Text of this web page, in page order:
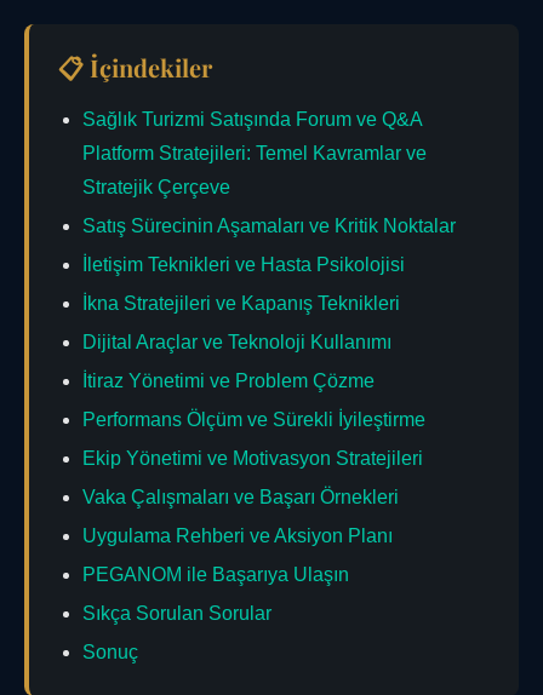
📋 İçindekiler
Sağlık Turizmi Satışında Forum ve Q&A
Platform Stratejileri: Temel Kavramlar ve
Stratejik Çerçeve
Satış Sürecinin Aşamaları ve Kritik Noktalar
İletişim Teknikleri ve Hasta Psikolojisi
İkna Stratejileri ve Kapanış Teknikleri
Dijital Araçlar ve Teknoloji Kullanımı
İtiraz Yönetimi ve Problem Çözme
Performans Ölçüm ve Sürekli İyileştirme
Ekip Yönetimi ve Motivasyon Stratejileri
Vaka Çalışmaları ve Başarı Örnekleri
Uygulama Rehberi ve Aksiyon Planı
PEGANOM ile Başarıya Ulaşın
Sıkça Sorulan Sorular
Sonuç